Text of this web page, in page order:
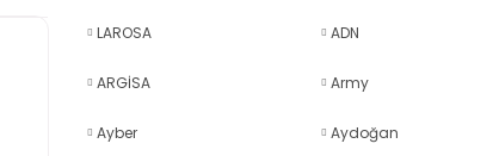
LAROSA ADN
ARGİSA Army
Ayber Aydoğan